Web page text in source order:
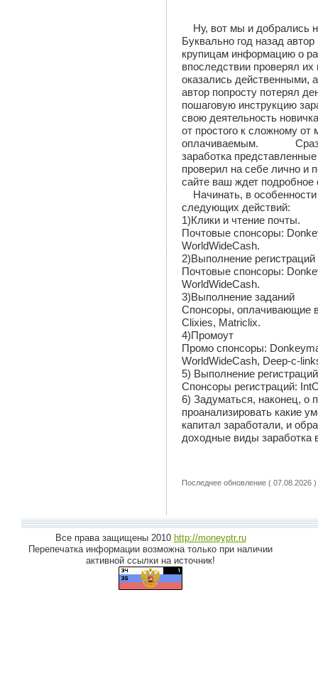
Ну, вот мы и добрались
Буквально год назад автор
крупицам информацию о
впоследствии проверял
оказались действенными,
автор попросту потерял
пошаговую инструкцию
свою деятельность
от простого к сложному
оплачиваемым.
заработка
проверил на себе лично и
сайте ваш ждет подробное
Начинать, в
следующих действий:
1)Клики и чтение почты.
Почтовые спонсоры:
WorldWideCash.
2)Выполнение регистраций
Почтовые спонсоры:
WorldWideCash.
3)Выполнение заданий
Спонсоры, оплачивающие
Clixies, Matriclix.
4)Промоут
Промо спонсоры:
WorldWideCash, Deep-c-
5) Выполнение регистраций
Cпонсоры регистраций:
6) Задуматься, наконец, о
проанализировать какие
капитал заработали, и
доходные виды заработка
Последнее обновление ( 07.08.2026 )
Все права защищены 2010 http://moneyptr.ru
Перепечатка информации возможна только при наличии
активной ссылки на источник!